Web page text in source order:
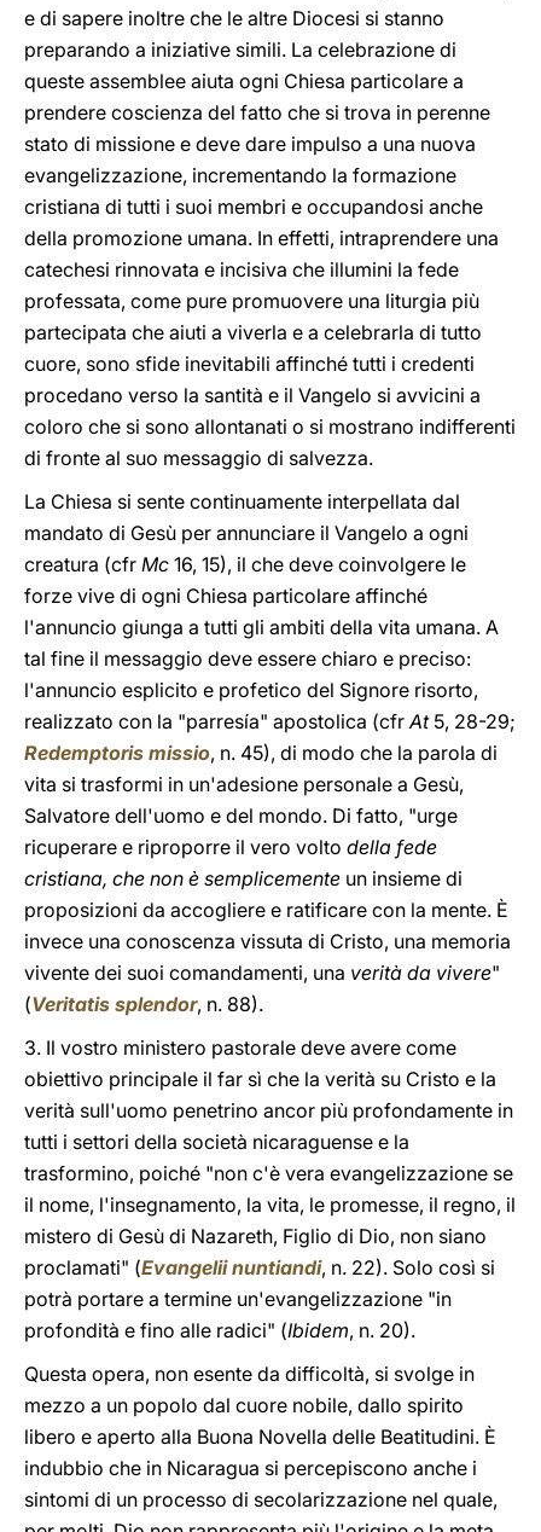
e di sapere inoltre che le altre Diocesi si stanno
preparando a iniziative simili. La celebrazione di
queste assemblee aiuta ogni Chiesa particolare a
prendere coscienza del fatto che si trova in perenne
stato di missione e deve dare impulso a una nuova
evangelizzazione, incrementando la formazione
cristiana di tutti i suoi membri e occupandosi anche
della promozione umana. In effetti, intraprendere una
catechesi rinnovata e incisiva che illumini la fede
professata, come pure promuovere una liturgia più
partecipata che aiuti a viverla e a celebrarla di tutto
cuore, sono sfide inevitabili affinché tutti i credenti
procedano verso la santità e il Vangelo si avvicini a
coloro che si sono allontanati o si mostrano indifferenti
di fronte al suo messaggio di salvezza.
La Chiesa si sente continuamente interpellata dal
mandato di Gesù per annunciare il Vangelo a ogni
creatura (cfr Mc 16, 15), il che deve coinvolgere le
forze vive di ogni Chiesa particolare affinché
l'annuncio giunga a tutti gli ambiti della vita umana. A
tal fine il messaggio deve essere chiaro e preciso:
l'annuncio esplicito e profetico del Signore risorto,
realizzato con la "parresía" apostolica (cfrAt5, 28-29;
Redemptoris missio, n. 45), di modo che la parola di
vita si trasformi in un'adesione personale a Gesù,
Salvatore dell'uomo e del mondo. Di fatto, "urge
ricuperare e riproporre il vero volto della fede
cristiana, che non è semplicemente un insieme di
proposizioni da accogliere e ratificare con la mente. È
invece una conoscenza vissuta di Cristo, una memoria
vivente dei suoi comandamenti, una verità da vivere"
(Veritatis splendor, n. 88).
3. Il vostro ministero pastorale deve avere come
obiettivo principale il far sì che la verità su Cristo e la
verità sull'uomo penetrino ancor più profondamente in
tutti i settori della società nicaraguense e la
trasformino, poiché "non c'è vera evangelizzazione se
il nome, l'insegnamento, la vita, le promesse, il regno, il
mistero di Gesù di Nazareth, Figlio di Dio, non siano
proclamati" (Evangelii nuntiandi, n. 22). Solo così si
potrà portare a termine un'evangelizzazione "in
profondità e fino alle radici" (Ibidem, n. 20).
Questa opera, non esente da difficoltà, si svolge in
mezzo a un popolo dal cuore nobile, dallo spirito
libero e aperto alla Buona Novella delle Beatitudini. È
indubbio che in Nicaragua si percepiscono anche i
sintomi di un processo di secolarizzazione nel quale,